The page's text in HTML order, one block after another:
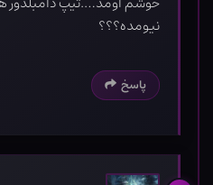
نیومده؟؟؟
پاسخ